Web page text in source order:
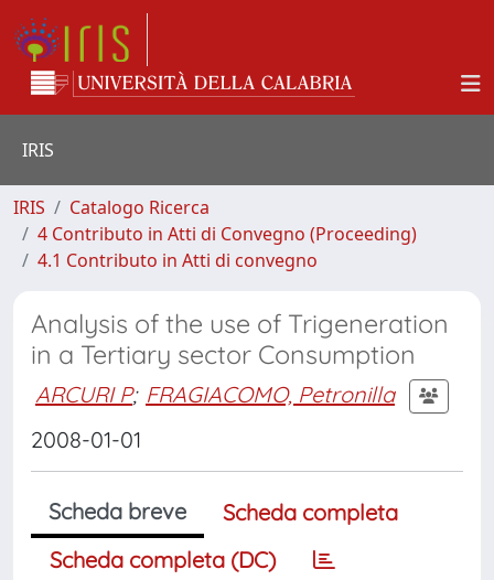
IRIS
IRIS
Catalogo Ricerca
4 Contributo in Atti di Convegno (Proceeding)
4.1 Contributo in Atti di convegno
Analysis of the use of Trigeneration
in a Tertiary sector Consumption
ARCURI P; FRAGIACOMO, Petronilla
2008-01-01
Scheda breve
Scheda completa
Scheda completa (DC)